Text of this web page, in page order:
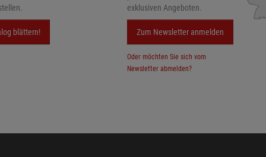
blättern!
exklusiven Angeboten.
Zum Newsletter anmelden
Oder möchten Sie sich vom
Newsletter abmelden?